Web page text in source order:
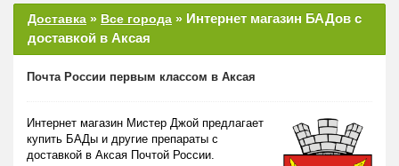
Доставка » Все города » Интернет магазин БАДов с
доставкой в Аксая
Почта России первым классом в Аксая
Интернет магазин Мистер Джой предлагает
купить БАДы и другие препараты с
доставкой в Аксая Почтой России.